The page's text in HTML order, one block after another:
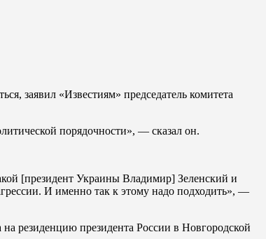
заявил «Известиям» председатель комитета
порядочности», — сказал он.
[президент Украины Владимир] Зеленский и
И именно так к этому надо подходить», —
резиденцию президента России в Новгородской